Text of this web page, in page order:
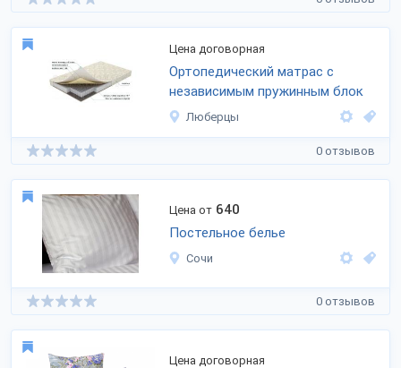
Цена договорная
Ортопедический матрас с
независимым пружинным блок
Люберцы
0 отзывов
Цена от 640
Постельное белье
Сочи
0 отзывов
Цена договорная